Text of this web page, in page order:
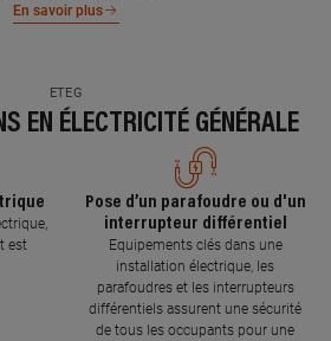
En savoir plus
ETEG
EN ÉLECTRICITÉ GÉNÉRALE
est
Pose d’un parafoudre ou d'un
interrupteur différentiel
Equipements clés dans une
installation électrique, les
parafoudres et les interrupteurs
différentiels assurent une sécurité
de tous les occupants pour une